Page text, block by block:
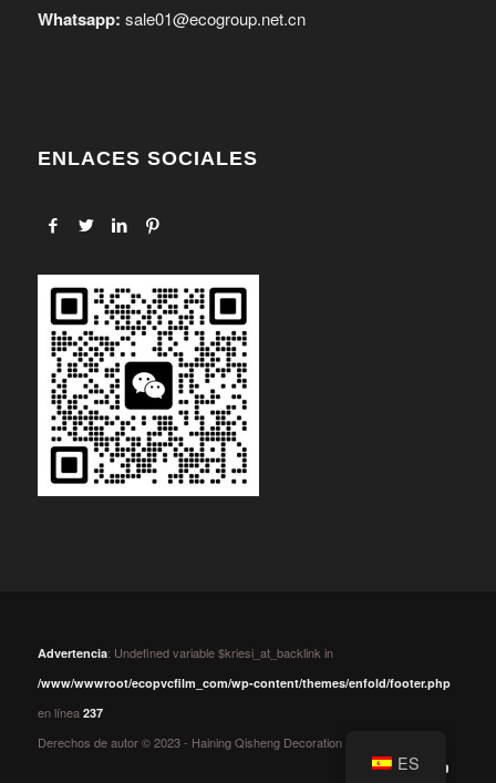
Whatsapp: sale01@ecogroup.net.cn
ENLACES SOCIALES
Advertencia: Undefined variable $kriesi_at_backlink in
/www/wwwroot/ecopvcfilm_com/wp-content/themes/enfold/footer.php
en línea 237
Derechos de autor © 2023 - Haining Qisheng Decoration Material Co.,Ltd
ES